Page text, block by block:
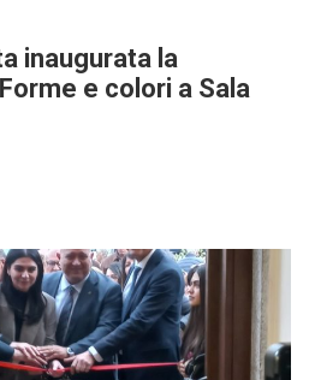
inaugurata la
e colori a Sala